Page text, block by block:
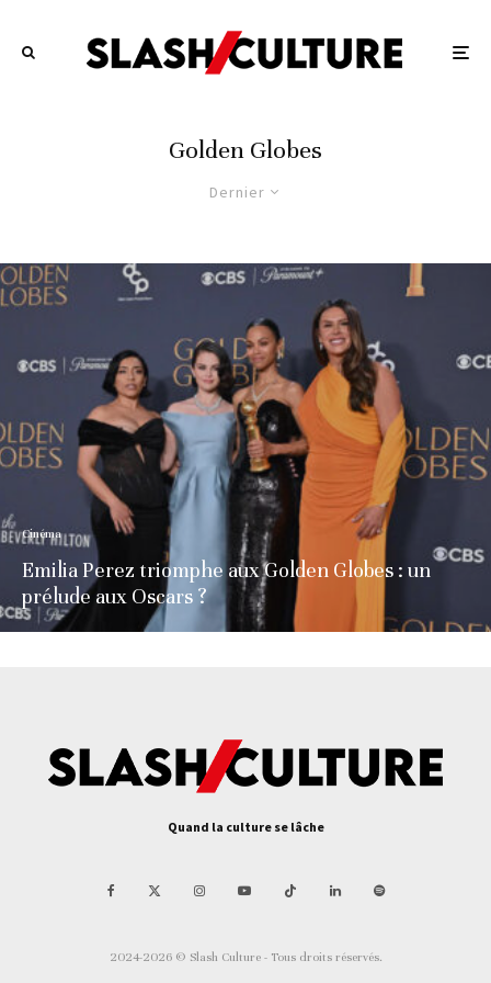
Golden Globes
Dernier
Cinéma
Emilia Perez triomphe aux Golden Globes : un
prélude aux Oscars ?
Quand la culture se lâche
2024-2026 © Slash Culture - Tous droits réservés.